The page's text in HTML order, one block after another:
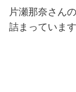
片瀬那奈さん
詰まっています